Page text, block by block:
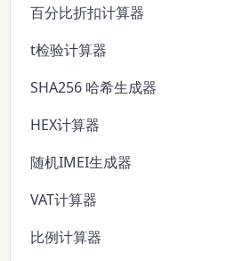
百分比折扣计算器
t检验计算器
SHA256 哈希生成器
HEX计算器
随机IMEI生成器
VAT计算器
比例计算器